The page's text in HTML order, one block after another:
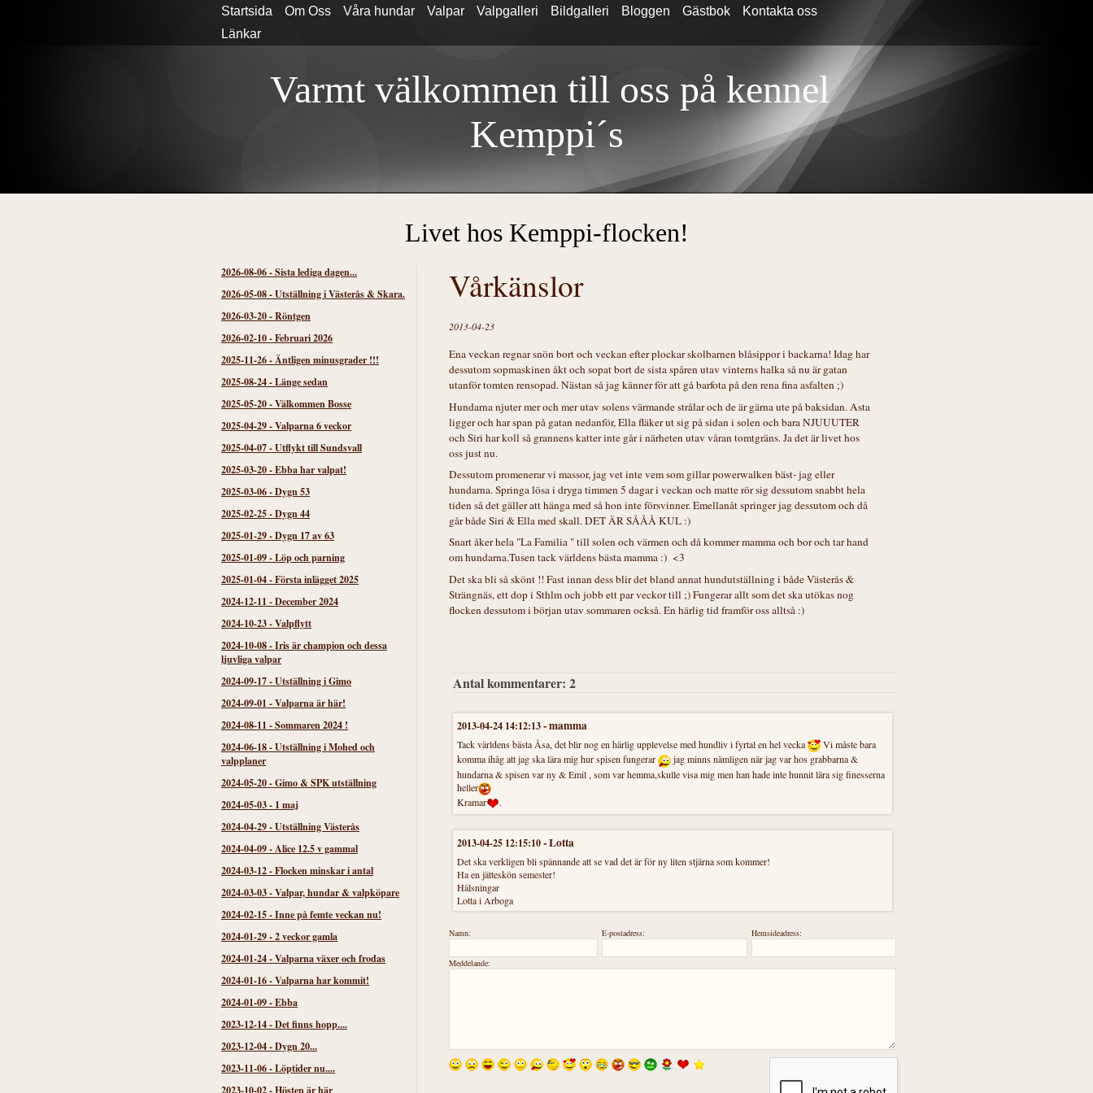
Startsida Om Oss Våra hundar Valpar Valpgalleri Bildgalleri Bloggen Gästbok
Kontakta oss
Länkar
Varmt välkommen till oss på kennel
Kemppi´s
Livet hos Kemppi-flocken!
2026-08-06-Sista lediga dagen...
2026-05-08-Utställning i Västerås & Skara.
2026-03-20-Röntgen
2026-02-10-Februari 2026
2025-11-26-Äntligen minusgrader !!!
2025-08-24-Länge sedan
2025-05-20-Välkommen Bosse
2025-04-29-Valparna 6 veckor
2025-04-07-Utflykt till Sundsvall
2025-03-20-Ebba har valpat!
2025-03-06-Dygn 53
2025-02-25-Dygn 44
2025-01-29-Dygn 17 av 63
2025-01-09-Löp och parning
2025-01-04-Första inlägget 2025
2024-12-11 -December 2024
2024-10-23-Valpflytt
2024-10-08-Iris är champion och dessa
ljuvliga valpar
2024-09-17-Utställning i Gimo
2024-09-01 -Valparna är här!
2024-08-11 -Sommaren 2024 !
2024-06-18-Utställning i Mohed och
valpplaner
2024-05-20-Gimo & SPK utställning
2024-05-03- 1 maj
2024-04-29-Utställning Västerås
2024-04-09-Alice 12.5 v gammal
2024-03-12-Flocken minskar i antal
2024-03-03-Valpar, hundar & valpköpare
2024-02-15-Inne på femte veckan nu!
2024-01-29-2 veckor gamla
2024-01-24-Valparna växer och frodas
2024-01-16-Valparna har kommit!
2024-01-09-Ebba
2023-12-14-Det finns hopp....
2023-12-04-Dygn 20...
2023-11-06-Löptider nu....
2023-10-02-Hösten är här
Vårkänslor
2013-04-23
Ena veckan regnar snön bort och veckan efter plockar skolbarnen blåsippor i backarna! Idag har
dessutom sopmaskinen åkt och sopat bort de sista spåren utav vinterns halka så nu är gatan
utanför tomten rensopad. Nästan så jag känner för att gå barfota på den rena fina asfalten ;)
Hundarna njuter mer och mer utav solens värmande strålar och de är gärna ute på baksidan. Asta
ligger och har span på gatan nedanför, Ella fläker ut sig på sidan i solen och bara NJUUUTER
och Siri har koll så grannens katter inte går i närheten utav våran tomtgräns. Ja det är livet hos
oss just nu.
Dessutom promenerar vi massor, jag vet inte vem som gillar powerwalken bäst- jag eller
hundarna. Springa lösa i dryga timmen 5 dagar i veckan och matte rör sig dessutom snabbt hela
tiden så det gäller att hänga med så hon inte försvinner. Emellanåt springer jag dessutom och då
går både Siri & Ella med skall. DET ÄR SÅÅÅ KUL :)
Snart åker hela "La Familia " till solen och värmen och då kommer mamma och bor och tar hand
om hundarna.Tusen tack världens bästa mamma :) <3
Det ska bli så skönt !! Fast innan dess blir det bland annat hundutställning i både Västerås &
Strängnäs, ett dop i Sthlm och jobb ett par veckor till ;) Fungerar allt som det ska utökas nog
flocken dessutom i början utav sommaren också. En härlig tid framför oss alltså :)
Antal kommentarer: 2
2013-04-24 14:12:13-mamma
Tack världens bästa Åsa, det blir nog en härlig upplevelse med hundliv i fyrtal en hel vecka
Vi måste bara
komma ihåg att jag ska lära mig hur spisen fungerar
jag minns nämligen när jag var hos grabbarna &
hundarna & spisen var ny & Emil , som var hemma,skulle visa mig men han hade inte hunnit lära sig finesserna
heller
Kramar
.
2013-04-25 12:15:10-Lotta
Det ska verkligen bli spännande att se vad det är för ny liten stjärna som kommer!
Ha en jätteskön semester!
Hälsningar
Lotta i Arboga
Namn: E-postadress: Hemsideadress:
Meddelande: